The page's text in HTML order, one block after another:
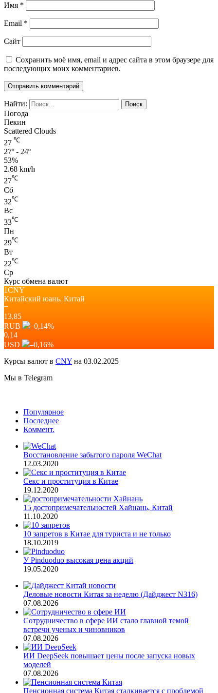
Имя *
Email *
Сайт
Сохранить моё имя, email и адрес сайта в этом браузере для
последующих моих комментариев.
Найти:
Погода
Пекин
Scattered Clouds
27 ℃
27º - 24º
53%
2.68 km/h
27℃
Сб
32℃
Вс
33℃
Пн
29℃
Вт
22℃
Ср
Курс обмена валют
1CNY
Китайский юань. Китай
=
13,85
RUB
–0,14%
0,14
USD
–0,16%
Курсы валют в CNY на 03.02.2025
Мы в Telegram
Популярное
Последнее
Коммент.
Восстановление забытого пароля WeChat
12.03.2020
Секс и проституция в Китае
19.12.2020
15 достопримечательностей Хайнань, Китай
11.10.2020
10 запретов в Китае для туриста и не только
18.10.2019
У Pinduoduo высокая цена акций
19.05.2020
Деловые новости Китая за неделю (Дайджест N316)
07.08.2026
Сотрудничество в сфере ИИ стало главной темой
встречи ученых и чиновников
07.08.2026
ИИ DeepSeek повышает цены после запуска новых
моделей
07.08.2026
Пенсионная система Китая сталкивается с проблемой